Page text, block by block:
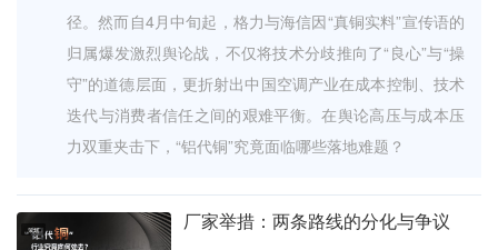
径。然而自4月中旬起，格力与海信因“真铜实料”宣传语的
归属爆发激烈舆论战，不仅将技术分歧推向了“良心”与“操
守”的道德层面，更折射出中国空调产业在成本控制、技术
迭代与消费者信任之间的艰难平衡。在舆论高压与成本压
力双重夹击下，“铝代铜”究竟面临哪些落地难题？
策划 厂家举措：两条路线的分化与争议